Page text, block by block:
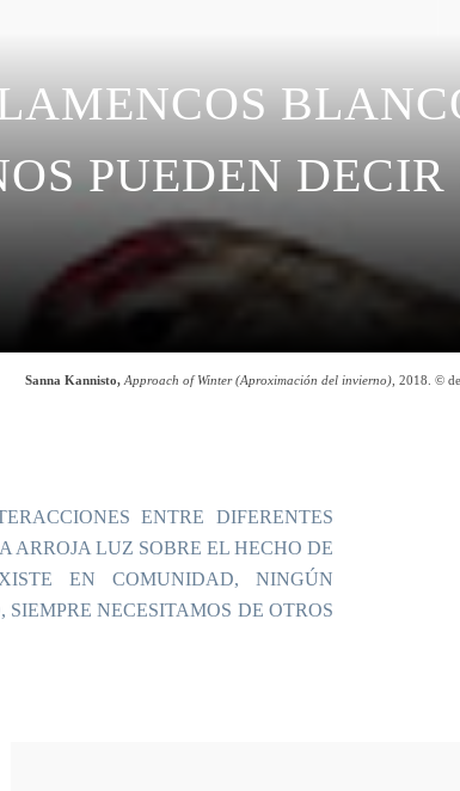
PUEDEN DECIR
Sanna Kannisto, Approach of Winter (Aproximación del invierno) , 2018. ©
ENTRE DIFERENTES
ARROJA LUZ SOBRE EL HECHO DE
EN COMUNIDAD, NINGÚN
NECESITAMOS DE OTROS